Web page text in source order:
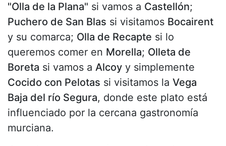
"Olla de la Plana" si vamos a Castellón;
Puchero de San Blas si visitamos Bocairent
y su comarca; Olla de Recapte si lo
queremos comer en Morella; Olleta de
Boreta si vamos a Alcoy y simplemente
Cocido con Pelotas si visitamos la Vega
Baja del río Segura, donde este plato está
influenciado por la cercana gastronomía
murciana.